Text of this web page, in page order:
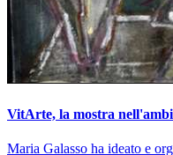
VitArte, la mostra
Maria Galasso ha ideato e